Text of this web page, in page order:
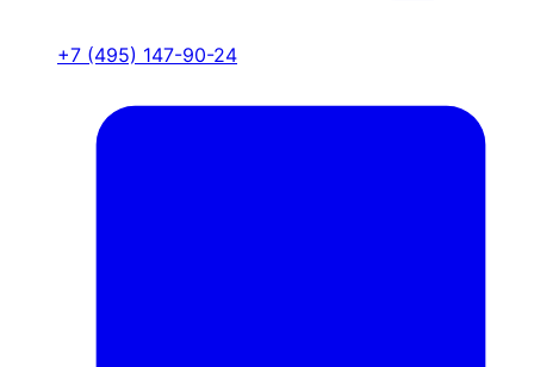
+7 (495) 147-90-24